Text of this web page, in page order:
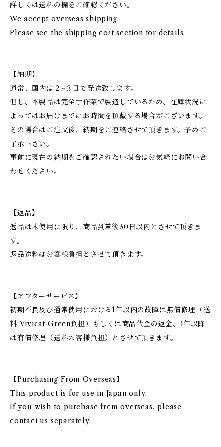
詳しくは送料の欄をご確認ください。
We accept overseas shipping.
Please see the shipping cost section for details.
【納期】
通常、国内は２~３日で発送致します。
但し、本製品は完全手作業で製造しているため、在庫状況に
よってはお届けまでにお時間を頂戴する場合がございます。
その場合はご注文後、納期をご連絡させて頂きます。予めご
了承下さい。
事前に現在の納期をご確認されたい場合はお気軽にお問い合
わせください。
【返品】
返品は未使用に限り、商品到着後30日以内とさせて頂きま
す。
返品送料はお客様負担とさせて頂きます。
【アフターサービス】
初期不良及び通常使用における1年以内の故障は無償修理（送
料 Vivicat Green負担）もしくは商品代金の返金、1年以降
は有償修理（送料お客様負担）とさせて頂きます。
【Purchasing From Overseas】
This product is for use in Japan only.
If you wish to purchase from overseas, please
contact us separately.